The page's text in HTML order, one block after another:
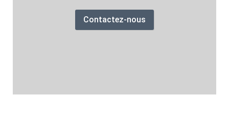
Contactez-nous